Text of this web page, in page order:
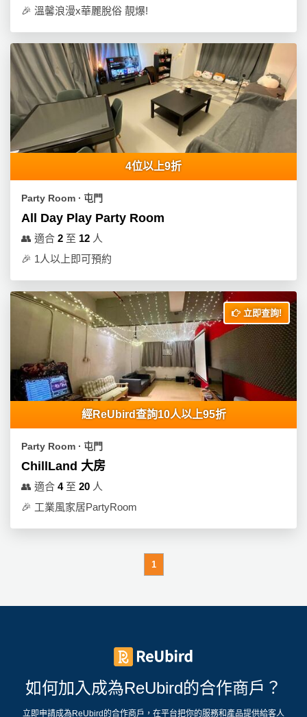
🎉 溫馨浪漫x華麗脫俗 靚爆!
4位以上9折
Party Room ∙ 屯門
All Day Play Party Room
👥 適合 2 至 12 人
🎉 1人以上即可預約
立即查詢!
經ReUbird查詢10人以上95折
Party Room ∙ 屯門
ChillLand 大房
👥 適合 4至 20 人
🎉 工業風家居PartyRoom
1
如何加入成為ReUbird的合作商戶？
立即申請成為ReUbird的合作商戶，在平台把你的服務和產品提供給客人